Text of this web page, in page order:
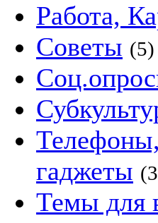
Работа,
Советы (5)
гаджеты
Темы для